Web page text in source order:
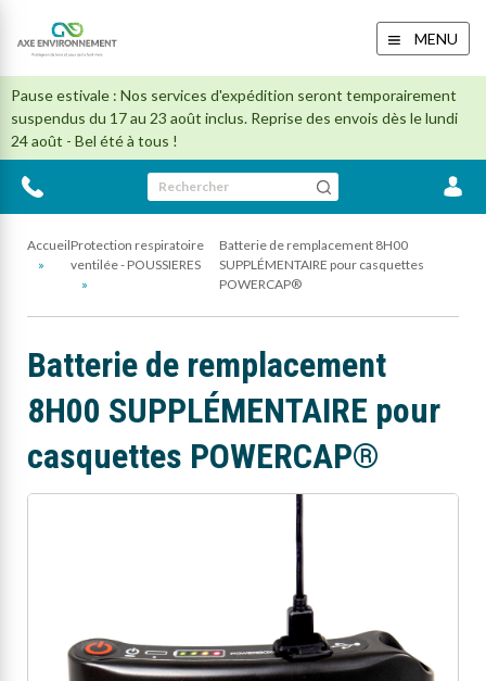
Pause estivale : Nos services d'expédition seront temporairement
suspendus du 17 au 23 août inclus. Reprise des envois dès le lundi
24 août - Bel été à tous !
MENU
Rechercher
AccueilProtection respiratoire
ventilée - POUSSIERES
Batterie de remplacement 8H00
SUPPLÉMENTAIRE pour casquettes
POWERCAP®
Batterie de remplacement
8H00 SUPPLÉMENTAIRE pour
casquettes POWERCAP®